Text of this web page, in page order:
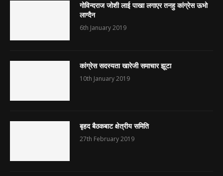
गोविन्दराज जोशी लाई पाखा लगाएर तनहु कांग्रेस ऊभो
लाग्दैन
6th January 2019
कांग्रेस सदस्यता खारेजी समाचार झूटा
10th January 2019
बृहद बैठकबाट क्षेत्रीय समिति
27th February 2019